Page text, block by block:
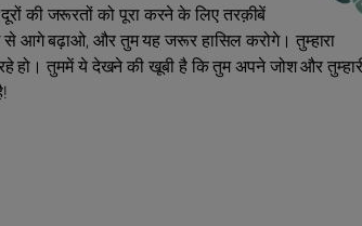
की जरूरतों को पूरा करने के लिए तरक़ीबें
आगे बढ़ाओ, और तुम यह जरूर हासिल करोगे। तुम्हारा
हो। तुममें ये देखने की खूबी है कि तुम अपने जोश और